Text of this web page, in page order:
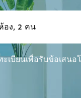
ะเบียนเพื่อรับข้อเสน